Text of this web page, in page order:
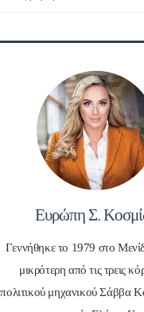
Ευρώπη Σ.
Γεννήθηκε το 1979 στο
μικρότερη από τις τρεις
πολιτικού μηχανικού Σάββα